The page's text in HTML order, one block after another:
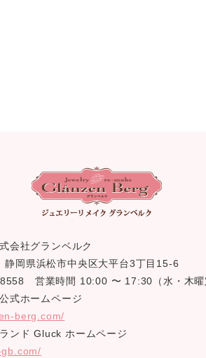
会社グランベルク
岡県浜松市中央区大平台3丁目15-6
営業時間 10:00 〜 17:30（水・木曜
式ホームページ
berg.com/
ンド Gluck ホームページ